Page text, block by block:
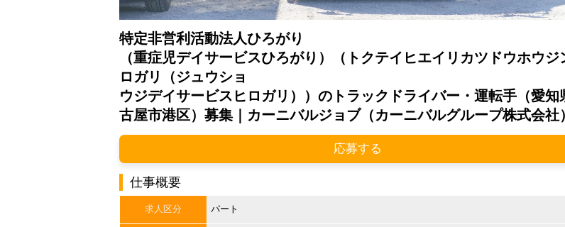
特定非営利活動法人ひろがり
（重症児デイサービスひろがり）（トクテイヒエイリカツドウホウジ
ロガリ（ジュウショ
ウジデイサービスヒロガリ））のトラックドライバー・運転手（愛知
古屋市港区）募集｜カーニバルジョブ（カーニバルグループ株式会社）
応募する
仕事概要
求人区分 パート